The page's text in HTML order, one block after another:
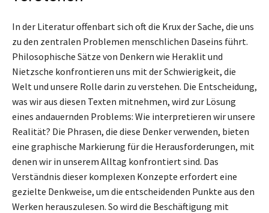
In der Literatur offenbart sich oft die Krux der Sache, die uns
zu den zentralen Problemen menschlichen Daseins führt.
Philosophische Sätze von Denkern wie Heraklit und
Nietzsche konfrontieren uns mit der Schwierigkeit, die
Welt und unsere Rolle darin zu verstehen. Die Entscheidung,
was wir aus diesen Texten mitnehmen, wird zur Lösung
eines andauernden Problems: Wie interpretieren wir unsere
Realität? Die Phrasen, die diese Denker verwenden, bieten
eine graphische Markierung für die Herausforderungen, mit
denen wir in unserem Alltag konfrontiert sind. Das
Verständnis dieser komplexen Konzepte erfordert eine
gezielte Denkweise, um die entscheidenden Punkte aus den
Werken herauszulesen. So wird die Beschäftigung mit